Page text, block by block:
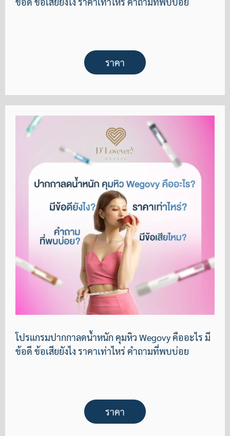
ราคา
โปรแกรมปากกาลดน้ำหนัก คุมหิว Wegovy คืออะไร มี
ข้อดี ข้อเสียยังไง ราคาเท่าไหร่ คำถามที่พบบ่อย
ราคา